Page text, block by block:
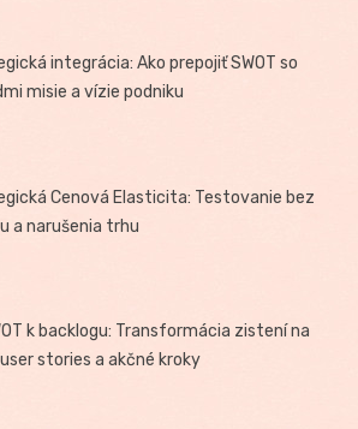
integrácia: Ako prepojiť SWOT so
misie a vízie podniku
Cenová Elasticita: Testovanie bez
a narušenia trhu
k backlogu: Transformácia zistení na
stories a akčné kroky